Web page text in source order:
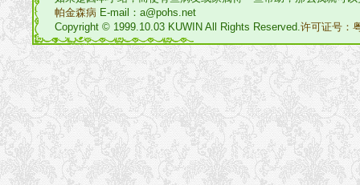
帕金森病 E-mail：a@pohs.net
Copyright © 1999.10.03 KUWIN All Rights Reserved.许可证号：